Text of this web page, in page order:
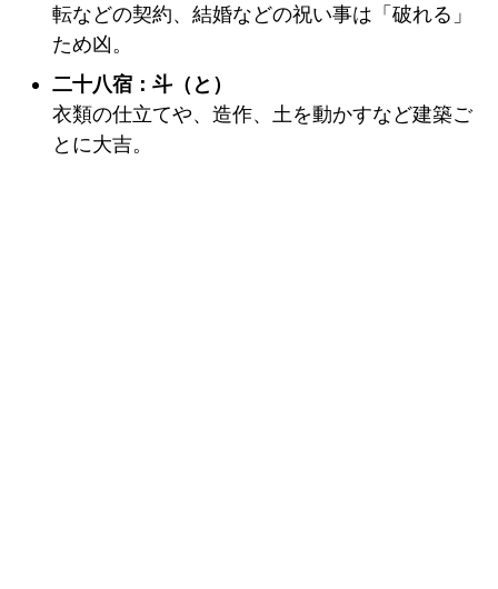
転などの契約、結婚などの祝い事は「破れる」
ため凶。
二十八宿：斗（と）
衣類の仕立てや、造作、土を動かすなど建築ご
とに大吉。